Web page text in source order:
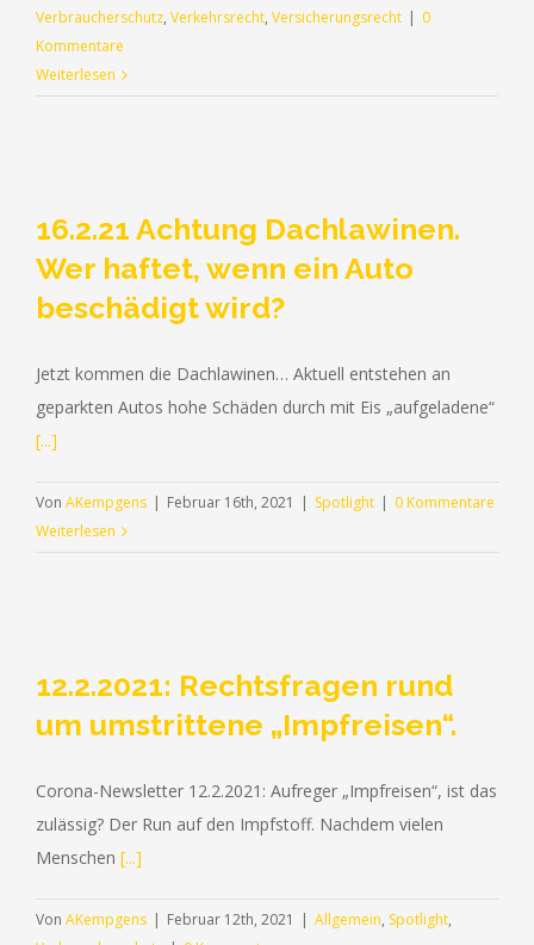
Verbraucherschutz, Verkehrsrecht, Versicherungsrecht | 0
Kommentare
Weiterlesen
16.2.21 Achtung Dachlawinen.
Wer haftet, wenn ein Auto
beschädigt wird?
Jetzt kommen die Dachlawinen… Aktuell entstehen an
geparkten Autos hohe Schäden durch mit Eis „aufgeladene“
[...]
Von AKempgens | Februar 16th, 2021 | Spotlight | 0 Kommentare
Weiterlesen
12.2.2021: Rechtsfragen rund
um umstrittene „Impfreisen“.
Corona-Newsletter 12.2.2021: Aufreger „Impfreisen“, ist das
zulässig? Der Run auf den Impfstoff. Nachdem vielen
Menschen [...]
Von AKempgens | Februar 12th, 2021 | Allgemein, Spotlight,